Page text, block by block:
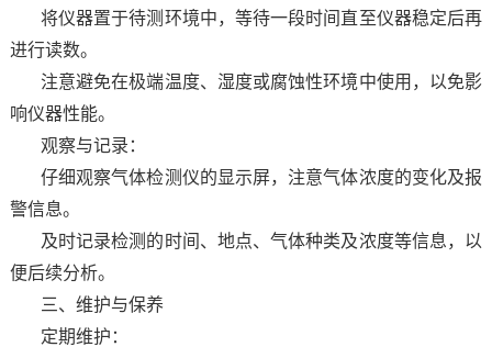
将仪器置于待测环境中，等待一段时间直至仪器稳定后再
进行读数。
注意避免在极端温度、湿度或腐蚀性环境中使用，以免影
响仪器性能。
观察与记录：
仔细观察气体检测仪的显示屏，注意气体浓度的变化及报
警信息。
及时记录检测的时间、地点、气体种类及浓度等信息，以
便后续分析。
三、维护与保养
定期维护：